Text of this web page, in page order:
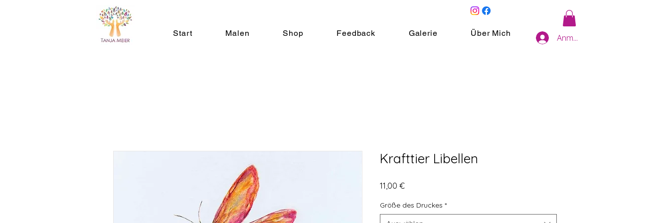
Start Malen Shop Feedback Galerie Über Mich Anmelden
Krafttier Libellen
11,00 €Preis
Größe des Druckes *